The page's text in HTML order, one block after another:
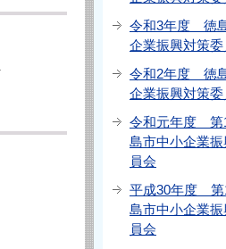
令和3年度 徳
企業振興対策委
令和2年度 徳
企業振興対策委
令和元年度
島市中小企業
員会
平成30年度
島市中小企業
員会